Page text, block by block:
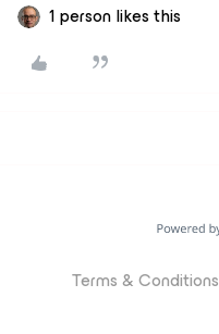
1 person likes this
Terms & Conditions